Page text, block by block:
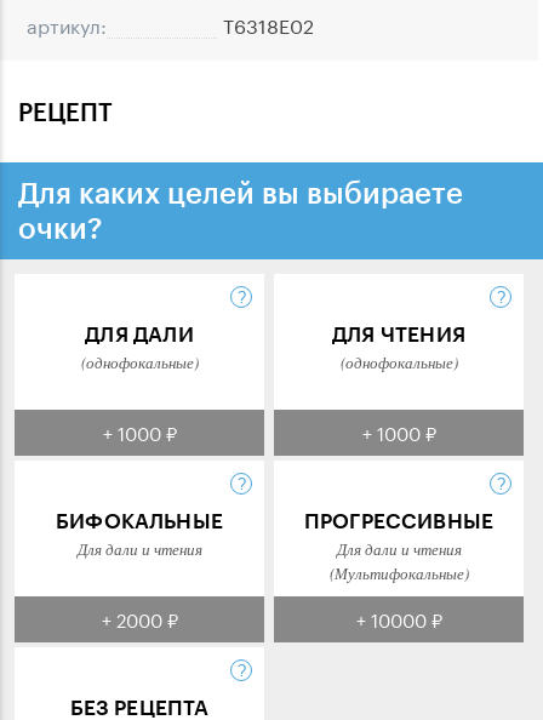
артикул:
T6318E02
РЕЦЕПТ
Для каких целей вы выбираете
очки?
ДЛЯ ДАЛИ
(однофокальные)
+ 1000 ₽
ДЛЯ ЧТЕНИЯ
(однофокальные)
+ 1000 ₽
БИФОКАЛЬНЫЕ
Для дали и чтения
+ 2000 ₽
ПРОГРЕССИВНЫЕ
Для дали и чтения
(Мультифокальные)
+ 10000 ₽
БЕЗ РЕЦЕПТА